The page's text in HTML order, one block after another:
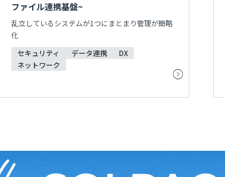
ファイル連携基盤~
乱立しているシステムが1つにまとまり管理が簡略
化
セキュリティ
データ連携
DX
ネットワーク